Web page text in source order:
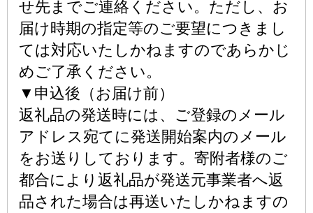
せ先までご連絡ください。ただし、お
届け時期の指定等のご要望につきまし
ては対応いたしかねますのであらかじ
めご了承ください。
▼申込後（お届け前）
返礼品の発送時には、ご登録のメール
アドレス宛てに発送開始案内のメール
をお送りしております。寄附者様のご
都合により返礼品が発送元事業者へ返
品された場合は再送いたしかねますの